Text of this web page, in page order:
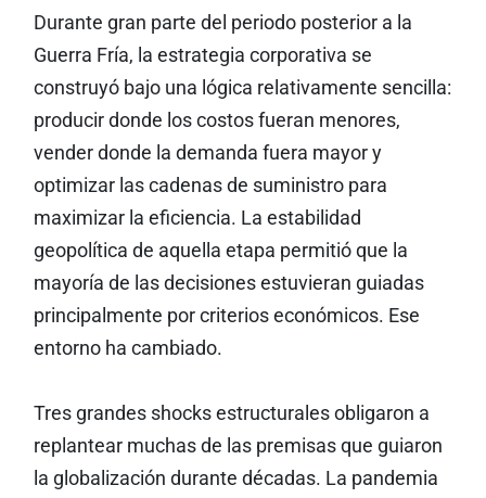
Durante gran parte del periodo posterior a la
Guerra Fría, la estrategia corporativa se
construyó bajo una lógica relativamente sencilla:
producir donde los costos fueran menores,
vender donde la demanda fuera mayor y
optimizar las cadenas de suministro para
maximizar la eficiencia. La estabilidad
geopolítica de aquella etapa permitió que la
mayoría de las decisiones estuvieran guiadas
principalmente por criterios económicos. Ese
entorno ha cambiado.
Tres grandes shocks estructurales obligaron a
replantear muchas de las premisas que guiaron
la globalización durante décadas. La pandemia